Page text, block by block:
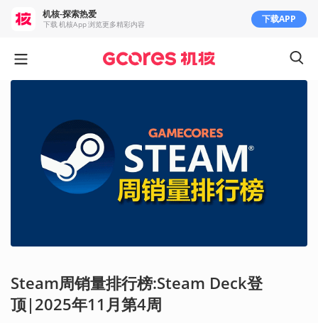
Steam周销量排行榜:Steam Deck登
顶|2025年11月第4周
机核-探索热爱
下载 机核App 浏览更多精彩内容 下载APP